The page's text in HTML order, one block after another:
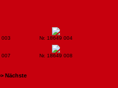
003 Nr. 18649 004
007 Nr. 18649 008
Nächste